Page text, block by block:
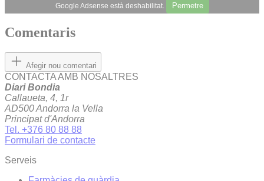
Google Adsense està deshabilitat. Permetre
Comentaris
Afegir nou comentari
CONTACTA AMB NOSALTRES
Diari Bondia
Callaueta, 4, 1r
AD500 Andorra la Vella
Principat d'Andorra
Tel. +376 80 88 88
Formulari de contacte
Serveis